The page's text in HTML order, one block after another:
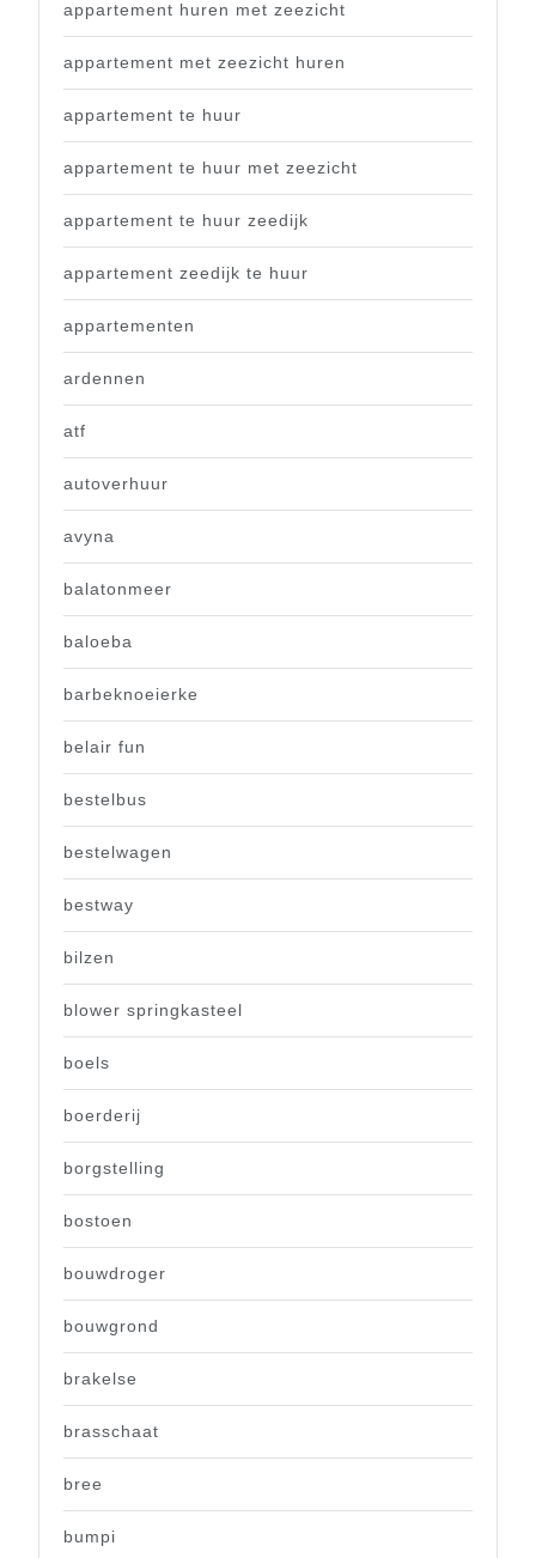
appartement huren met zeezicht
appartement met zeezicht huren
appartement te huur
appartement te huur met zeezicht
appartement te huur zeedijk
appartement zeedijk te huur
appartementen
ardennen
atf
autoverhuur
avyna
balatonmeer
baloeba
barbeknoeierke
belair fun
bestelbus
bestelwagen
bestway
bilzen
blower springkasteel
boels
boerderij
borgstelling
bostoen
bouwdroger
bouwgrond
brakelse
brasschaat
bree
bumpi